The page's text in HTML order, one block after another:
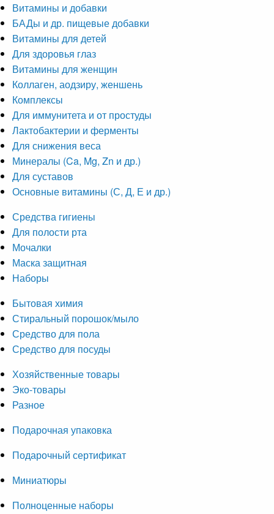
Витамины и добавки
БАДы и др. пищевые добавки
Витамины для детей
Для здоровья глаз
Витамины для женщин
Коллаген, аодзиру, женшень
Комплексы
Для иммунитета и от простуды
Лактобактерии и ферменты
Для снижения веса
Минералы (Ca, Mg, Zn и др.)
Для суставов
Основные витамины (С, Д, Е и др.)
Средства гигиены
Для полости рта
Мочалки
Маска защитная
Наборы
Бытовая химия
Стиральный порошок/мыло
Средство для пола
Средство для посуды
Хозяйственные товары
Эко-товары
Разное
Подарочная упаковка
Подарочный сертификат
Миниатюры
Полноценные наборы